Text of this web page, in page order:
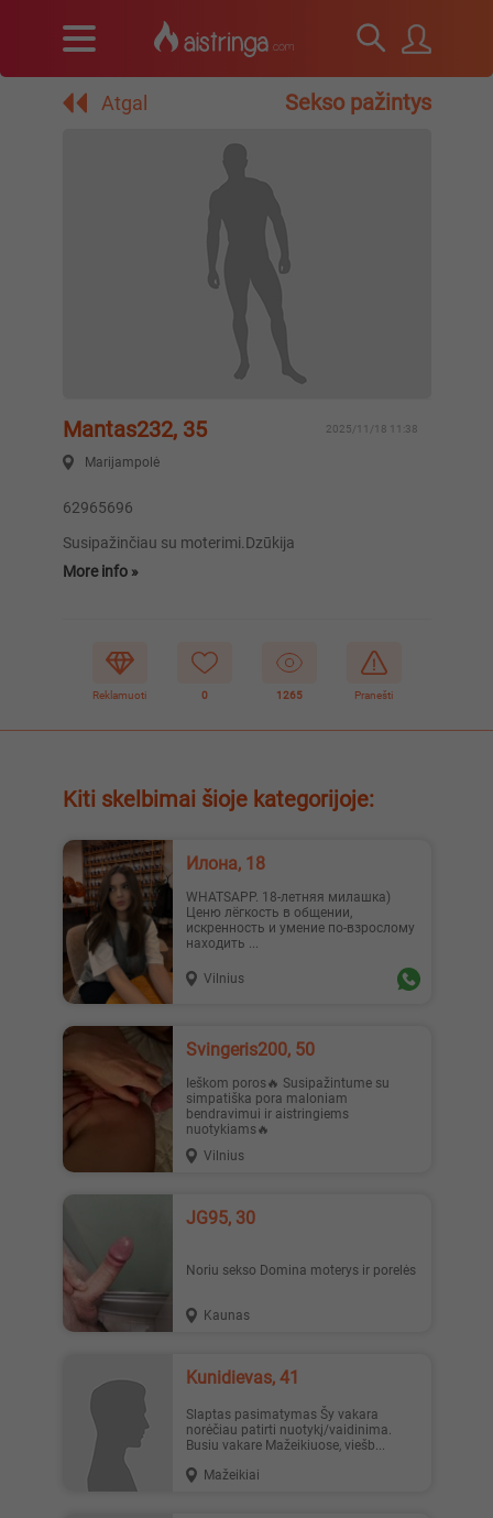
Atgal Sekso pažintys
Mantas232, 35 2025/11/18 11:38
Marijampolė
62965696
Susipažinčiau su moterimi.Dzūkija
More info »
Reklamuoti 0 1265 Pranešti
Kiti skelbimai šioje kategorijoje:
Илона, 18
WHATSAPP. 18-летняя милашка)
Ценю лёгкость в общении,
искренность и умение по-взрослому
находить ...
Vilnius
Svingeris200, 50
simpatiška pora maloniam
bendravimui ir aistringiems
nuotykiams🔥
Vilnius
JG95, 30
Noriu sekso Domina moterys ir porelės
Kaunas
Kunidievas, 41
Slaptas pasimatymas Šy vakara
norėčiau patirti nuotykį/vaidinima.
Busiu vakare Mažeikiuose, viešb...
Mažeikiai